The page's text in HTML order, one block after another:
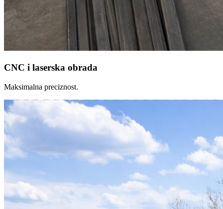
CNC i laserska obrada
Maksimalna preciznost.